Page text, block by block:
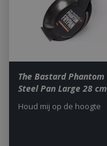
The Bastard Phantom
Steel Pan Large 28 cm
Houd mij op de hoogte